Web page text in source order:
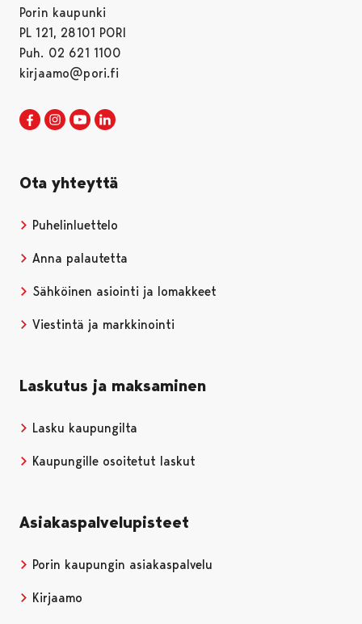
Porin kaupunki
PL 121, 28101 PORI
Puh. 02 621 1100
kirjaamo@pori.fi
Porin kaupunki Facebookissa
Avautuu uudessa välilehdessä
Porin kaupunki Instagramissa
Avautuu uudessa välilehdessä
Porin kaupunki Youtubessa
Avautuu uudessa välilehdessä
Ota yhteyttä
Puhelinluettelo
Anna palautetta
Sähköinen asiointi ja lomakkeet
Viestintä ja markkinointi
Laskutus ja maksaminen
Lasku kaupungilta
Kaupungille osoitetut laskut
Asiakaspalvelupisteet
Porin kaupungin asiakaspalvelu
Kirjaamo